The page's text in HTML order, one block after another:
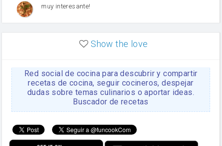
muy interesante!
enLasaña casera fácil y
HOJALDROSA TV
enGachas de la abuela
Rosa
https://youtu.be/Mz69gcVO3sI
Rosa enReceta Del Bizcocho
Disculpa. En la foto aparece
el bizcocho de xoco y en el
Show the love
Red social de cocina para descubrir y compartir
recetas de cocina, seguir cocineros, despejar
dudas sobre temas culinarios o aportar ideas.
Buscador de recetas